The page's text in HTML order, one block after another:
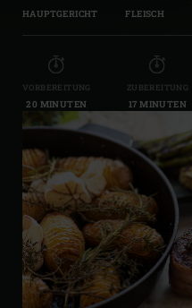
HAUPTGERICHT FLEISCH
VORBEREITUNG
20 MINUTEN
ZUBEREITUNG
17 MINUTEN